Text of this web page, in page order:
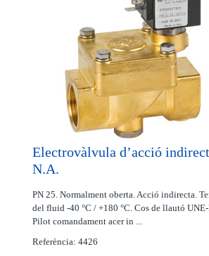
Electrovàlvula d’acció
N.A.
PN 25. Normalment oberta. Acció indirecta.
del fluid -40 °C / +180 °C. Cos de llautó
Pilot comandament acer in ...
Referència: 4426